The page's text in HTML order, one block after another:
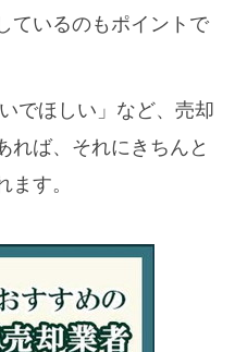
ているのもポイントで
でほしい」など、売却
れば、それにきちんと
す。